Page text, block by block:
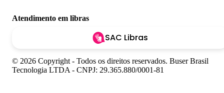
Atendimento em libras
SAC Libras
© 2026 Copyright - Todos os direitos reservados. Buser Brasil
Tecnologia LTDA - CNPJ: 29.365.880/0001-81